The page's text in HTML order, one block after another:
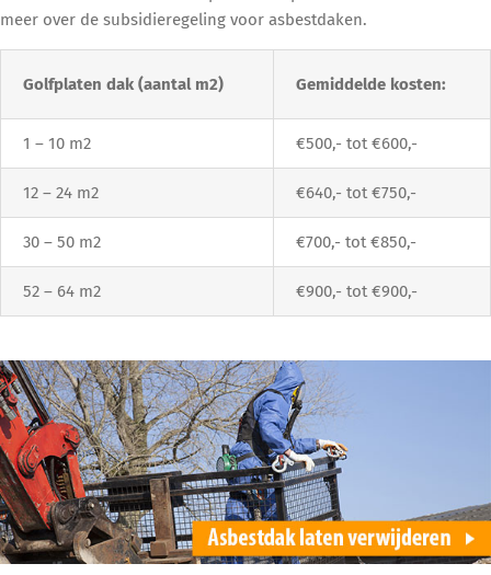
meer over de subsidieregeling voor asbestdaken.
Golfplaten dak (aantal m2) Gemiddelde kosten:
1 – 10 m2 €500,- tot €600,-
12 – 24 m2 €640,- tot €750,-
30 – 50 m2 €700,- tot €850,-
52 – 64 m2 €900,- tot €900,-